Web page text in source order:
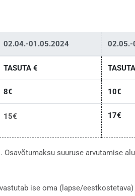
02.04.-01.05.2024 02.05.-
TASUTA € TASUTA
8€ 10€
15€ 17€
suuruse arvutamise
ise oma (lapse/